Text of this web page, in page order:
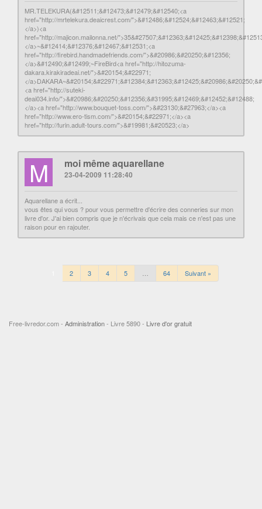
MR.TELEKURA(&#12511;&#12473;&#12479;&#12540;<a
href="http://mrtelekura.deaicrest.com/">&#12486;&#12524;&#12463;&#12521;
</a>)<a
href="http://majicon.mailonna.net/
</a>~&#12414;&#12376;&#12467;&#12531;<a
href="http://firebird.handmadefriends.com/">&#20986;&#20250;&#12356;
</a>&#12490;&#12499;~FireBird<a href="http://hitozuma-
dakara.kirakiradeai.net/">&#20154;&#22971;
</
<a href="http://suteki-
deai034.info/">&#20986;&#20250;&#12356;&#31995;&#12469;&#12452;&#12488;
</a><a href="http://www.bouquet-toss.com/">&#23130;&#27963;</a><a
href="http://www.ero-tism.com/">&#20154;&#22971;</a><a
href="http://furin.adult-tours.com/">&#19981;&#20523;</a>
M moi même aquarellane
23-04-2009 11:28:40
Aquarellane a écrit...
vous êtes qui vous ? pour vous permettre d'écrire des conneries sur mon
livre d'or. J'ai bien compris que je n'écrivais que cela mais ce n'est pas une
raison pour en rajouter.
2 3 4 5 64 Suivant »
Free-livredor.com - Administration- Livre 5890 - Livre d'or gratuit